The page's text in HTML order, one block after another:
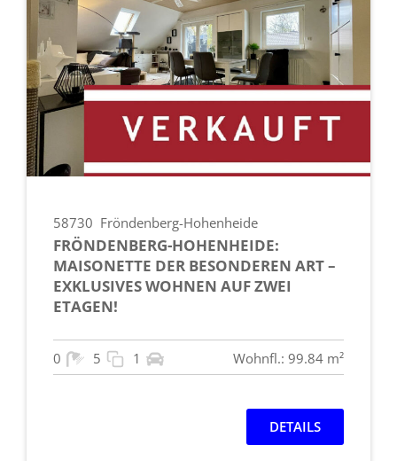
58730 Fröndenberg-Hohenheide
FRÖNDENBERG-HOHENHEIDE:
MAISONETTE DER BESONDEREN ART –
EXKLUSIVES WOHNEN AUF ZWEI
ETAGEN!
0 5 1 Wohnfl.: 99.84 m²
DETAILS